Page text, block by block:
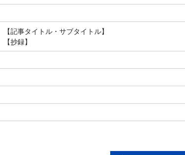
【記事タイトル・サブタイトル】
【抄録】